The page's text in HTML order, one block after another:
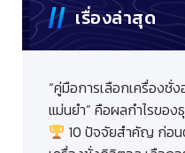
เรื่องล่าสุด
“คู่มือการเลือกเครื่องชั่
แม่นยำ” คือผลกำไรของ
10 ปัจจัยสำคัญ ก่อน